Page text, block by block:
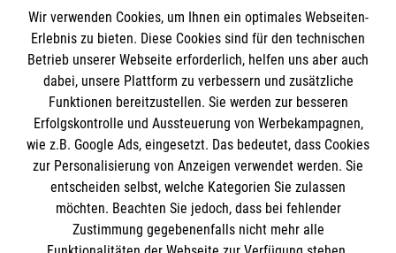
Empfänger: Malteser Hilfsdienst e.V.
IBAN: DE10 3706 0120 1201 2000 12
BIC: GENODED 1PA7
Wir verwenden Cookies, um Ihnen ein optimales Webseiten-
Erlebnis zu bieten. Diese Cookies sind für den technischen
Betrieb unserer Webseite erforderlich, helfen uns aber auch
dabei, unsere Plattform zu verbessern und zusätzliche
Funktionen bereitzustellen. Sie werden zur besseren
Erfolgskontrolle und Aussteuerung von Werbekampagnen,
wie z.B. Google Ads, eingesetzt. Das bedeutet, dass Cookies
zur Personalisierung von Anzeigen verwendet werden. Sie
entscheiden selbst, welche Kategorien Sie zulassen
möchten. Beachten Sie jedoch, dass bei fehlender
Zustimmung gegebenenfalls nicht mehr alle